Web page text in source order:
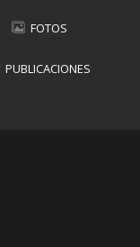
FOTOS
PUBLICACIONES